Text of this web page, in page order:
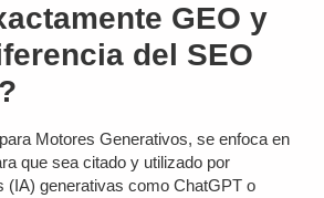
GEO y
del SEO
Motores Generativos, se enfoca en
que sea citado y utilizado por
(IA) generativas como ChatGPT o